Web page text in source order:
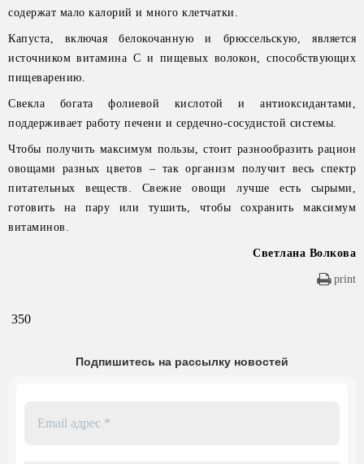
содержат мало калорий и много клетчатки.
Капуста, включая белокочанную и брюссельскую, является
источником витамина С и пищевых волокон, способствующих
пищеварению.
Свекла богата фолиевой кислотой и антиоксидантами,
поддерживает работу печени и сердечно-сосудистой системы.
Чтобы получить максимум пользы, стоит разнообразить рацион
овощами разных цветов – так организм получит весь спектр
питательных веществ. Свежие овощи лучше есть сырыми,
готовить на пару или тушить, чтобы сохранить максимум
витаминов.
Светлана Волкова
print
350
Подпишитесь на рассылку новостей